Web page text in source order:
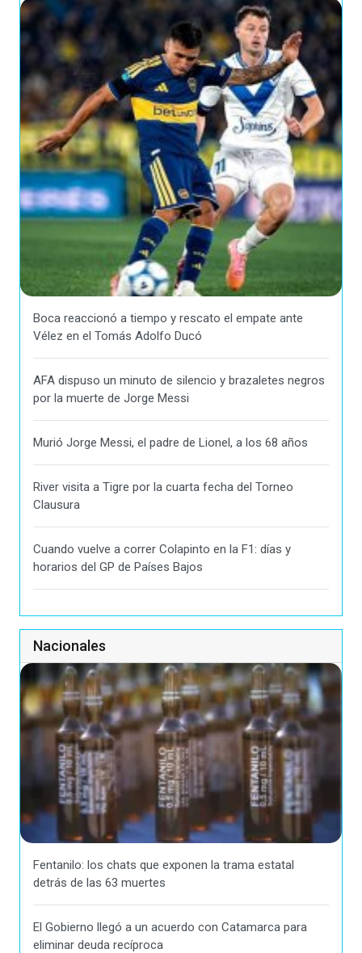
Boca reaccionó a tiempo y rescato el empate ante
Vélez en el Tomás Adolfo Ducó
AFA dispuso un minuto de silencio y brazaletes negros
por la muerte de Jorge Messi
Murió Jorge Messi, el padre de Lionel, a los 68 años
River visita a Tigre por la cuarta fecha del Torneo
Clausura
Cuando vuelve a correr Colapinto en la F1: días y
horarios del GP de Países Bajos
Nacionales
Fentanilo: los chats que exponen la trama estatal
detrás de las 63 muertes
El Gobierno llegó a un acuerdo con Catamarca para
eliminar deuda recíproca